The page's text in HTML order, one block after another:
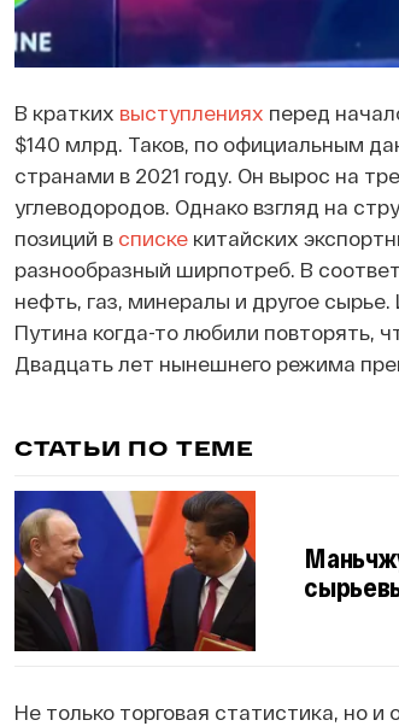
В кратких выступлениях перед
$140 млрд. Таков, по официальным
странами в 2021 году. Он вырос на
углеводородов. Однако взгляд на
позиций в спискекитайских
разнообразный ширпотреб. В
нефть, газ, минералы и другое
Путина когда-то любили повторять,
Двадцать лет нынешнего режима
СТАТЬИ ПО ТЕМЕ
Не только торговая статистика, но